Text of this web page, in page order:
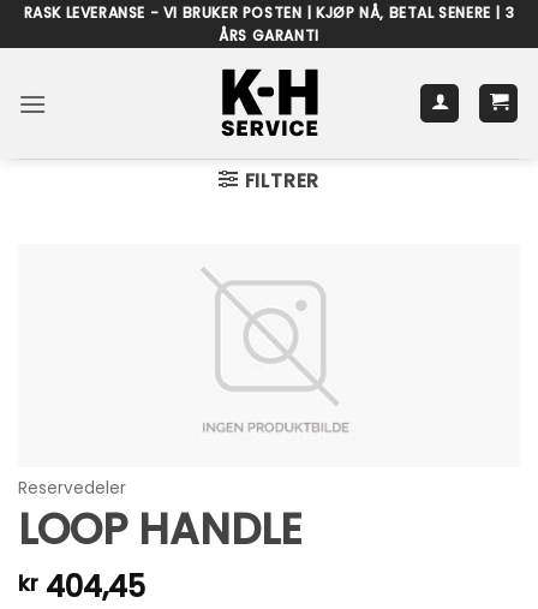
Skip
to
RASK LEVERANSE - VI BRUKER POSTEN | KJØP NÅ, BETAL SENERE | 3
ÅRS GARANTI
FILTRER
Reservedeler
LOOP HANDLE
kr 404,45